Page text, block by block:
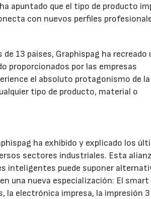
apuntado que el tipo de producto
con nuevos perfiles
13 países, Graphispag ha recreado
proporcionados por las empresas
el absoluto protagonismo de la
tipo de producto, material o
ha exhibido y explicado los
sectores industriales. Esta
inteligentes puede suponer
una nueva especialización: El smart
electrónica impresa, la impresión